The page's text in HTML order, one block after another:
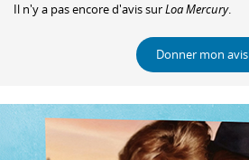
Il n'y a pas encore d'avis surLoa Mercury.
Donner mon avis